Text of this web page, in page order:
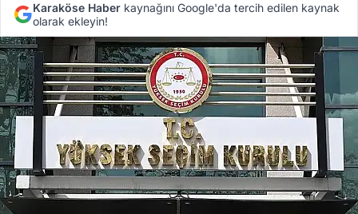
Karaköse Haber kaynağını Google'da tercih edilen kaynak
olarak ekleyin!